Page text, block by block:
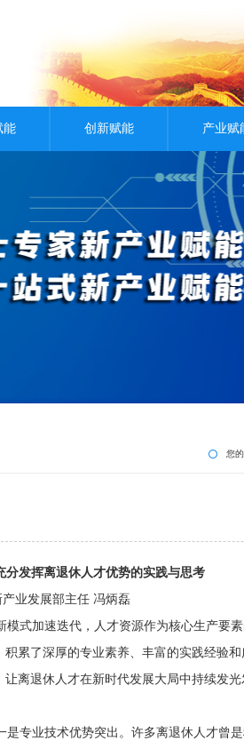
能 创新赋能 产业赋
您
发挥离退休人才优势的实践与思考
业发展部主任 冯炳磊
加速迭代，人才资源作为核心生产要素
累了深厚的专业素养、丰富的实践经验
离退休人才在新时代发展大局中持续发
业技术优势突出。许多离退休人才曾